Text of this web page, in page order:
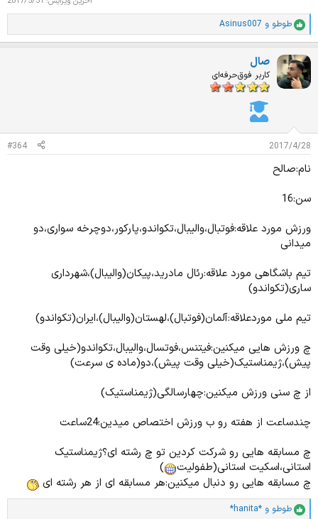
ا
م
ی
ا
ز
طوطو و Asinus007
صال
کاربر فوق‌حرفه‌ای
2017/4/28
#364
نام:صالح
سن:16
ورزش مورد علاقه:فوتبال،والیبال،تکواندو،پارکور،دوچرخه سواری،دو
میدانی
تیم باشگاهی مورد علاقه:رئال مادرید،پیکان(والیبال)،شهرداری
ساری(تکواندو)
تیم ملی موردعلاقه:آلمان(فوتبال)،لهستان(والیبال)،ایران(تکواندو)
چ ورزش هایی میکنین:فیتنس،فوتسال،والیبال،تکواندو(خیلی وقت
پیش)،ژیمناستیک(خیلی وقت پیش)،دو(ماده ی سرعت)
از چ سنی ورزش میکنین:چهارسالگی(ژیمناستیک)
چندساعت از هفته رو ب ورزش اختصاص میدین:24ساعت
چ مسابقه هایی رو شرکت کردین تو چ رشته ای؟ژیمناستیک
استانی،اسکیت استانی(طفولیت
)
چ مسابقه هایی رو دنبال میکنین:هر مسابقه ای از هر رشته ای
ا
طوطو و *hanita*